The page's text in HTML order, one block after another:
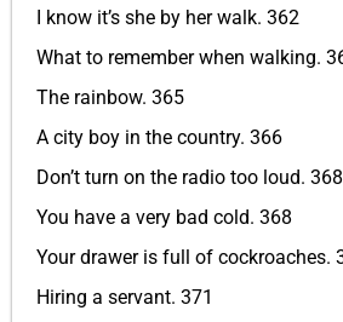
I know it’s she by her walk. 362
What to remember when walking.
The rainbow. 365
A city boy in the country. 366
Don’t turn on the radio too loud. 368
You have a very bad cold. 368
Your drawer is full of cockroaches.
Hiring a servant. 371